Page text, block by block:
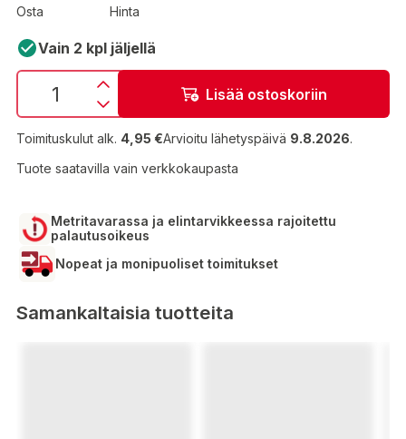
Osta Hinta
Vain 2 kpl jäljellä
Lisää ostoskoriin
Toimituskulut alk. 4,95 €Arvioitu lähetyspäivä 9.8.2026.
Tuote saatavilla vain verkkokaupasta
Metritavarassa ja elintarvikkeessa rajoitettu
palautusoikeus
Nopeat ja monipuoliset toimitukset
Samankaltaisia tuotteita